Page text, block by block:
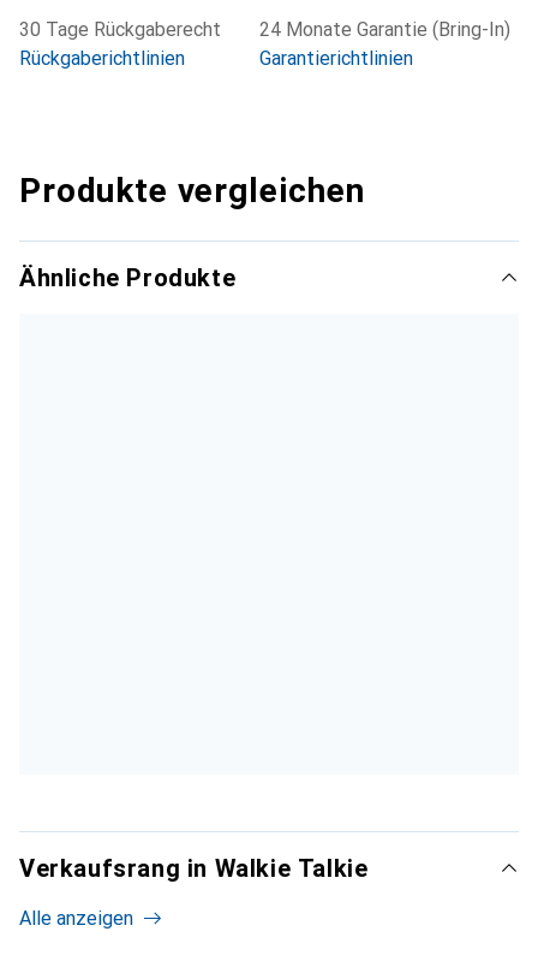
30 Tage Rückgaberecht
Rückgaberichtlinien
24 Monate Garantie (Bring-In)
Garantierichtlinien
Produkte vergleichen
Ähnliche Produkte
Verkaufsrang in Walkie Talkie
Alle anzeigen